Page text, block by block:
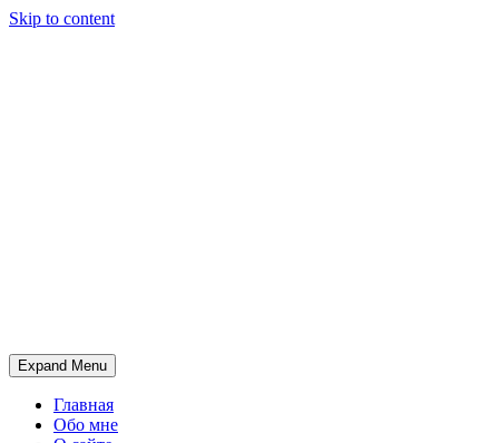
Skip to content
Expand Menu
Главная
Обо мне